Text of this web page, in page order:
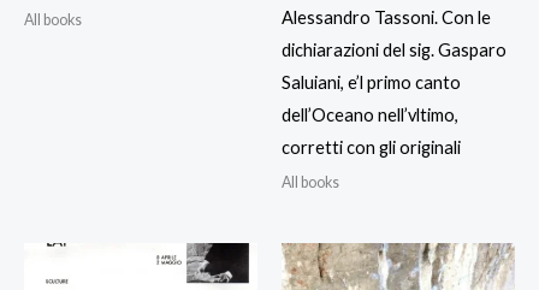
All books
Alessandro Tassoni. Con le
dichiarazioni del sig. Gasparo
Saluiani, e’l primo canto
dell’Oceano nell’vltimo,
corretti con gli originali
All books